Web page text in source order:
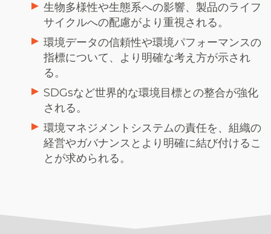
生物多様性や生態系への影響、製品のライフ
サイクルへの配慮がより重視される。
環境データの信頼性や環境パフォーマンスの
指標について、より明確な考え方が示され
る。
SDGsなど世界的な環境目標との整合が強化
される。
環境マネジメントシステムの責任を、組織の
経営やガバナンスとより明確に結び付けるこ
とが求められる。